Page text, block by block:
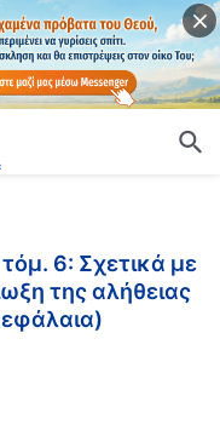
6: Σχετικά με
της αλήθειας